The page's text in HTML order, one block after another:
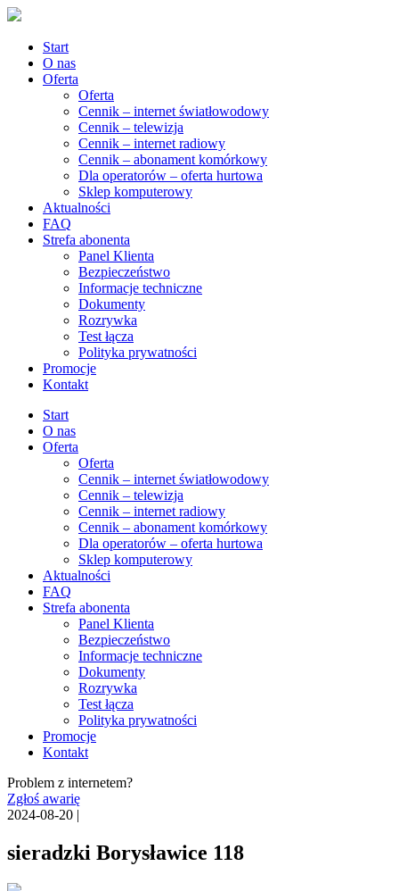
Start
O nas
Oferta
Oferta
Cennik – internet światłowodowy
Cennik – telewizja
Cennik – internet radiowy
Cennik – abonament komórkowy
Dla operatorów – oferta hurtowa
Sklep komputerowy
Aktualności
FAQ
Strefa abonenta
Panel Klienta
Bezpieczeństwo
Informacje techniczne
Dokumenty
Rozrywka
Test łącza
Polityka prywatności
Promocje
Kontakt
Start
O nas
Oferta
Oferta
Cennik – internet światłowodowy
Cennik – telewizja
Cennik – internet radiowy
Cennik – abonament komórkowy
Dla operatorów – oferta hurtowa
Sklep komputerowy
Aktualności
FAQ
Strefa abonenta
Panel Klienta
Bezpieczeństwo
Informacje techniczne
Dokumenty
Rozrywka
Test łącza
Polityka prywatności
Promocje
Kontakt
Problem z internetem?
Zgłoś awarię
2024-08-20 |
sieradzki Borysławice 118